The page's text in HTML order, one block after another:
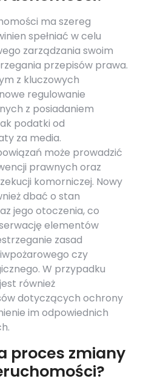
ma szereg
spełniać w celu
zarządzania swoim
przepisów prawa.
z kluczowych
regulowanie
z posiadaniem
podatki od
za media.
może prowadzić
prawnych oraz
komorniczej. Nowy
dbać o stan
jego otoczenia, co
elementów
zasad
czy
W przypadku
również
dotyczących ochrony
im odpowiednich
proces zmiany